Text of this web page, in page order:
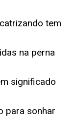
tem
na perna
significado
para sonhar